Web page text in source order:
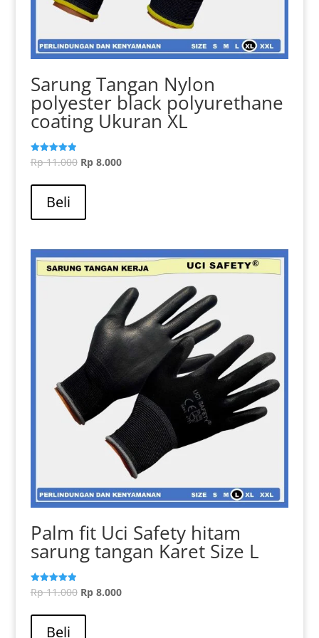
Sarung Tangan Nylon
polyester black polyurethane
coating Ukuran XL
Dinilai
5.00
Rp11.000 Harga
Rp8.000Harga
Beli
Pilihan
ini
diambil
halaman
produk
Palm fit Uci Safety hitam
sarung tangan Karet Size L
Dinilai
5.00
Rp11.000 Harga
Rp8.000Harga
Beli